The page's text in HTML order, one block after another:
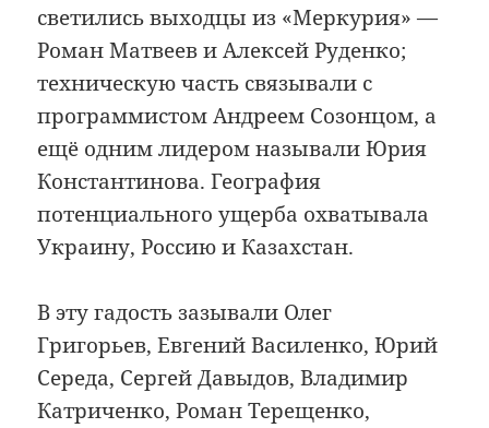
светились выходцы из «Меркурия» —
Роман Матвеев и Алексей Руденко;
техническую часть связывали с
программистом Андреем Созонцом, а
ещё одним лидером называли Юрия
Константинова. География
потенциального ущерба охватывала
Украину, Россию и Казахстан.
В эту гадость зазывали Олег
Григорьев, Евгений Василенко, Юрий
Середа, Сергей Давыдов, Владимир
Катриченко, Роман Терещенко,